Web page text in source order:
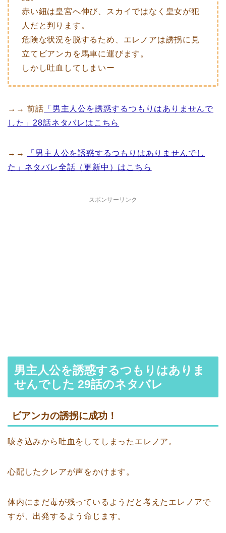
赤い紐は皇宮へ伸び、スカイではなく皇女が犯
人だと判ります。
危険な状況を脱するため、エレノアは誘拐に見
立てビアンカを馬車に運びます。
しかし吐血してしまいー
→→ 前話 「男主人公を誘惑するつもりはありませんで
した」28話ネタバレはこちら
→→
「男主人公を誘惑するつもりはありませんでし
た」ネタバレ全話（更新中）はこちら
スポンサーリンク
男主人公を誘惑するつもりはありま
せんでした 29話のネタバレ
ビアンカの誘拐に成功！
咳き込みから吐血をしてしまったエレノア。
心配したクレアが声をかけます。
体内にまだ毒が残っているようだと考えたエレノアで
すが、出発するよう命じます。